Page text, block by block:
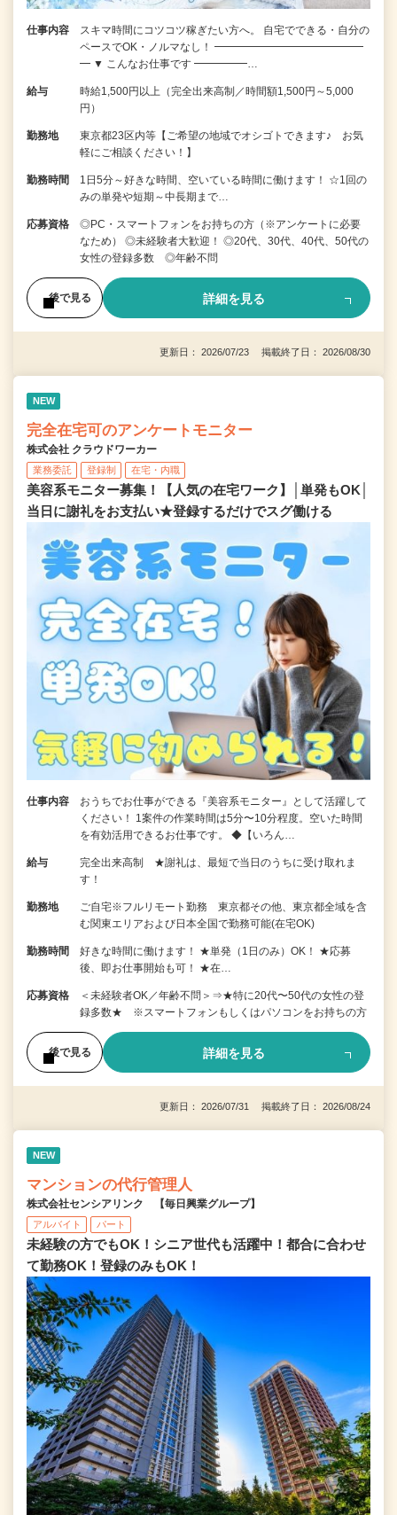
仕事内容
スキマ時間にコツコツ稼ぎたい方へ。 自宅でできる・自分の
ペースでOK・ノルマなし！ ━━━━━━━━━━━━━━
━ ▼ こんなお仕事です ━━━━━…
給与
時給1,500円以上（完全出来高制／時間額1,500円～5,000
円）
勤務地
東京都23区内等【ご希望の地域でオシゴトできます♪ お気
軽にご相談ください！】
勤務時間
1日5分～好きな時間、空いている時間に働けます！ ☆1回の
みの単発や短期～中長期まで…
応募資格
◎PC・スマートフォンをお持ちの方（※アンケートに必要
なため） ◎未経験者大歓迎！ ◎20代、30代、40代、50代の
女性の登録多数 ◎年齢不問
後で見る 詳細を見る
更新日： 2026/07/23 掲載終了日： 2026/08/30
NEW
完全在宅可のアンケートモニター
株式会社 クラウドワーカー
業務委託 登録制 在宅・内職
美容系モニター募集！【人気の在宅ワーク】│単発もOK│
当日に謝礼をお支払い★登録するだけでスグ働ける
仕事内容
おうちでお仕事ができる『美容系モニター』として活躍して
ください！ 1案件の作業時間は5分〜10分程度。空いた時間
を有効活用できるお仕事です。 ◆【いろん…
給与
完全出来高制 ★謝礼は、最短で当日のうちに受け取れま
す！
勤務地
ご自宅※フルリモート勤務 東京都その他、東京都全域を含
む関東エリアおよび日本全国で勤務可能(在宅OK)
勤務時間
好きな時間に働けます！ ★単発（1日のみ）OK！ ★応募
後、即お仕事開始も可！ ★在…
応募資格
＜未経験者OK／年齢不問＞⇒★特に20代〜50代の女性の登
録多数★ ※スマートフォンもしくはパソコンをお持ちの方
後で見る 詳細を見る
更新日： 2026/07/31 掲載終了日： 2026/08/24
NEW
マンションの代行管理人
株式会社センシアリンク 【毎日興業グループ】
アルバイト パート
未経験の方でもOK！シニア世代も活躍中！都合に合わせ
て勤務OK！登録のみもOK！